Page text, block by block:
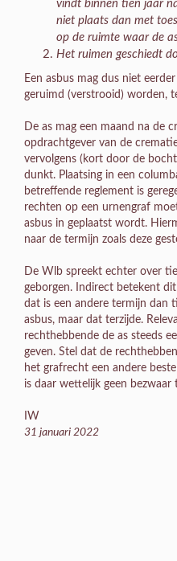
vindt binnen tien jaar
niet plaats dan met
op de ruimte waar de
Het ruimen geschiedt
Een asbus mag dus niet
geruimd (verstrooid) worden,
De as mag een maand na de
opdrachtgever van de
vervolgens (kort door de
dunkt. Plaatsing in een
betreffende reglement is
rechten op een urnengraf
asbus in geplaatst wordt.
naar de termijn zoals deze
De Wlb spreekt echter over
geborgen. Indirect betekent
dat is een andere termijn dan
asbus, maar dat terzijde.
rechthebbende de as steeds
geven. Stel dat de
het grafrecht een andere
is daar wettelijk geen bezwaar
IW
31 januari 2022